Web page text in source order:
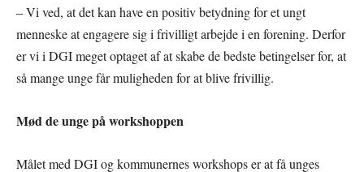
– Vi ved, at det kan have en positiv betydning for et ungt
menneske at engagere sig i frivilligt arbejde i en forening. Derfor
er vi i DGI meget optaget af at skabe de bedste betingelser for, at
så mange unge får muligheden for at blive frivillig.
Mød de unge på workshoppen
Målet med DGI og kommunernes workshops er at få unges